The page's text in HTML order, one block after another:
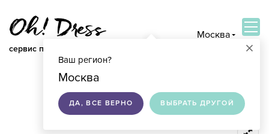
сервис по подбору свадебных платьев
Москва
×
Ваш регион?
Москва
ДА, ВСЕ ВЕРНО ВЫБРАТЬ ДРУГОЙ